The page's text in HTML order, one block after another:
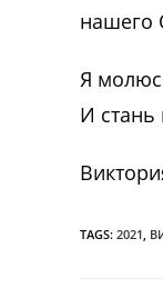
нашего
Я
И стань
TAGS: 2021